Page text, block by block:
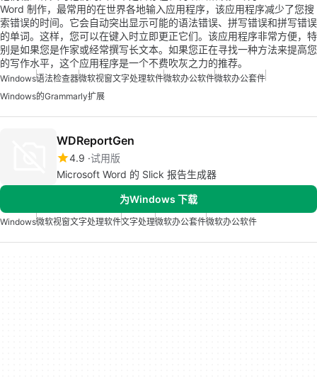
Word 制作，最常用的在世界各地输入应用程序，该应用程序减少了您搜
索错误的时间。它会自动突出显示可能的语法错误、拼写错误和拼写错误
的单词。这样，您可以在键入时立即更正它们。该应用程序非常方便，特
别是如果您是作家或经常撰写长文本。如果您正在寻找一种方法来提高您
的写作水平，这个应用程序是一个不费吹灰之力的推荐。
Windows语法检查器微软视窗文字处理软件微软办公软件微软办公套件
Windows的Grammarly扩展
WDReportGen
4.9 试用版
Microsoft Word 的 Slick 报告生成器
为Windows 下载
Windows微软视窗文字处理软件文字处理微软办公套件微软办公软件